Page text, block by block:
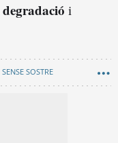
degradació i
SENSE SOSTRE